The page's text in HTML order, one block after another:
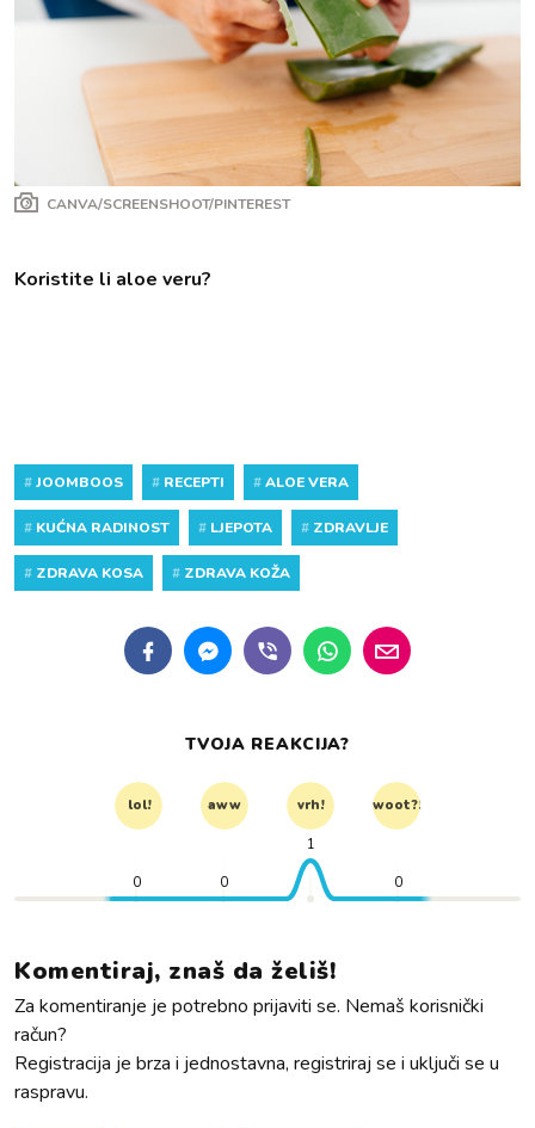
CANVA/SCREENSHOOT/PINTEREST
Koristite li aloe veru?
#JOOMBOOS # RECEPTI #ALOE VERA
# KUĆNA RADINOST # LJEPOTA # ZDRAVLJE
# ZDRAVA KOSA # ZDRAVA KOŽA
TVOJA REAKCIJA?
lol! aww vrh! woot?!
0 0
1
0
Komentiraj, znaš da želiš!
Za komentiranje je potrebno prijaviti se. Nemaš korisnički
račun?
Registracija je brza i jednostavna, registriraj se i uključi se u
raspravu.